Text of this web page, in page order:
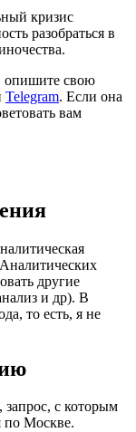
кризис
разобраться в
опишите свою
Telegram. Если она
вам
другие
и др). В
то есть, я не
с которым
по Москве.